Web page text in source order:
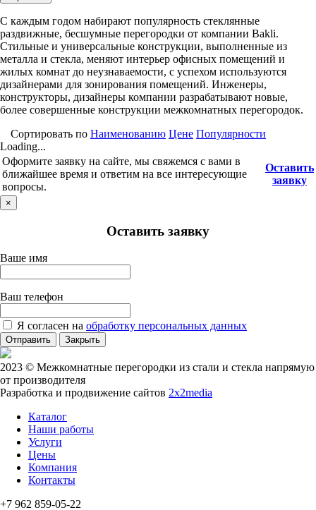
С каждым годом набирают популярность стеклянные
раздвижные, бесшумные перегородки от компании Bakli.
Стильные и универсальные конструкции, выполненные из
металла и стекла, меняют интерьер офисных помещений и
жилых комнат до неузнаваемости, с успехом используются
дизайнерами для зонирования помещений. Инженеры,
конструкторы, дизайнеры компании разрабатывают новые,
более совершенные конструкции межкомнатных перегородок.
Сортировать по Наименованию Цене Популярности
Loading...
Оформите заявку на сайте, мы свяжемся с вами в
ближайшее время и ответим на все интересующие
вопросы.
Оставить
заявку
×
Оставить заявку
Ваше имя
Ваш телефон
Я согласен на обработку персональных данных
Отправить Закрыть
2023 © Межкомнатные перегородки из стали и стекла напрямую
от производителя
Разработка и продвижение сайтов 2x2media
Каталог
Наши работы
Услуги
Цены
Компания
Контакты
+7 962 859-05-22